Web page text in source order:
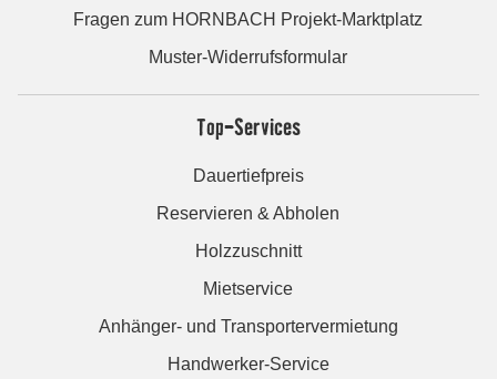
Fragen zum HORNBACH Projekt-Marktplatz
Muster-Widerrufsformular
Top-Services
Dauertiefpreis
Reservieren & Abholen
Holzzuschnitt
Mietservice
Anhänger- und Transportervermietung
Handwerker-Service